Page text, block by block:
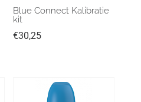
Blue Connect Kalibratie
kit
€30,25